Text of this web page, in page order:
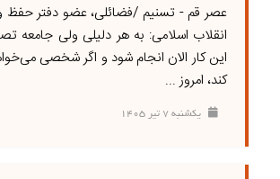
عصر قم - تسنیم /فضائلی، عضو دفتر حفظ و
انقلاب اسلامی: به هر دلیلی ولی جامعه
این کار الان انجام شود و اگر شخصی
کند، امروز ...
يکشنبه ۷ تير ۱۴۰۵